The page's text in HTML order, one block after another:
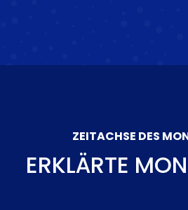
ZEITACHSE DES
ERKLÄRTE